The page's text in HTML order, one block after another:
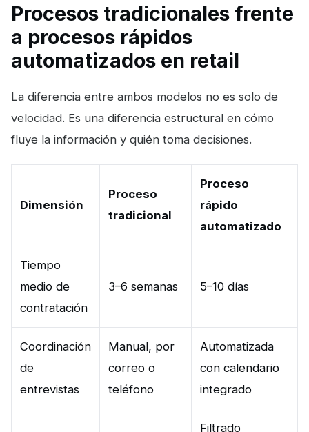
Procesos tradicionales frente
a procesos rápidos
automatizados en retail
La diferencia entre ambos modelos no es solo de
velocidad. Es una diferencia estructural en cómo
fluye la información y quién toma decisiones.
Dimensión
Proceso
tradicional
Proceso
rápido
automatizado
Tiempo
medio de
contratación
3–6 semanas 5–10 días
Coordinación
de
entrevistas
Manual, por
correo o
teléfono
Automatizada
con calendario
integrado
Filtrado